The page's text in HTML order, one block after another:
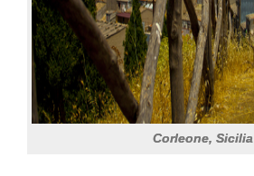
Corleone, Sicilia